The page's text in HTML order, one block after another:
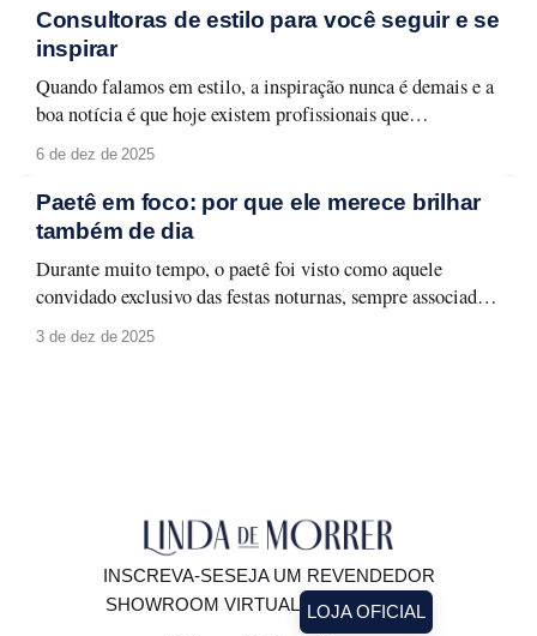
contam histórias memoráveis. Lisboa se revela em detalhes
que traduzem seu espírito urbano
Consultoras de estilo para você seguir e se
inspirar
Quando falamos em estilo, a inspiração nunca é demais e a
boa notícia é que hoje existem profissionais que
transformam moda em aprendizado, aplicabilidade e
merecem atenção e que podem transformar a forma como
você olha para o seu guarda-roupa, sua rotina
6 de dez de 2025
Paetê em foco: por que ele merece brilhar
também de dia
Durante muito tempo, o paetê foi visto como aquele
convidado exclusivo das festas noturnas, sempre associado a
produções glamourosas, luz baixa e ocasiões especiais. A
3 de dez de 2025
INSCREVA-SESEJA UM REVENDEDOR
SHOWROOM VIRTUAL LOJA OFICIAL